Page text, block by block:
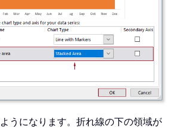
うになります。折れ線の下の領域が